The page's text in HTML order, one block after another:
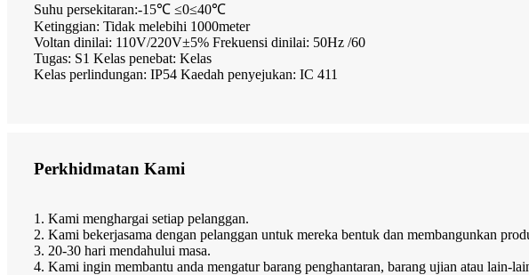
Suhu persekitaran:-15℃ ≤0≤40℃
Ketinggian: Tidak melebihi 1000meter
Voltan dinilai: 110V/220V±5% Frekuensi dinilai: 50Hz /60
Tugas: S1 Kelas penebat: Kelas
Kelas perlindungan: IP54 Kaedah penyejukan: IC 411
Perkhidmatan Kami
1. Kami menghargai setiap pelanggan.
2. Kami bekerjasama dengan pelanggan untuk mereka bentuk dan membangunkan
3. 20-30 hari mendahului masa.
4. Kami ingin membantu anda mengatur barang penghantaran, barang ujian atau lain-